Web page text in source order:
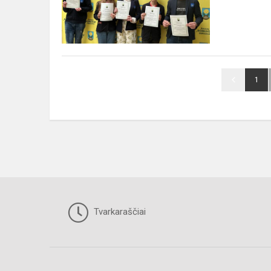
mylėtojų
festivalyje
„AŠ...
1
Tvarkaraščiai